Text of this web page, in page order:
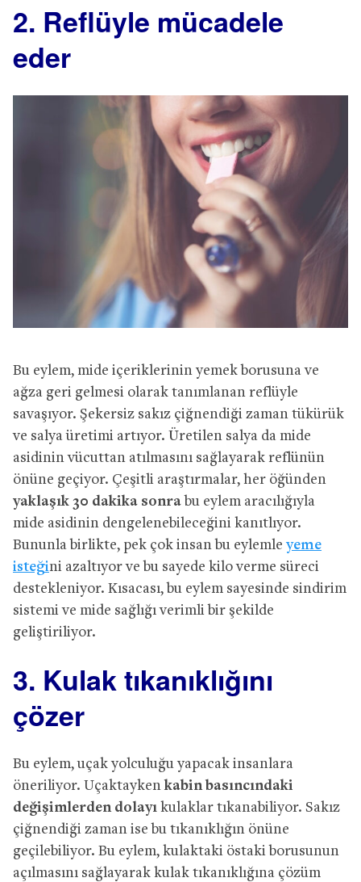
2. Reflüyle mücadele
eder
Bu eylem, mide içeriklerinin yemek borusuna ve
ağza geri gelmesi olarak tanımlanan reflüyle
savaşıyor. Şekersiz sakız çiğnendiği zaman tükürük
ve salya üretimi artıyor. Üretilen salya da mide
asidinin vücuttan atılmasını sağlayarak reflünün
önüne geçiyor. Çeşitli araştırmalar, her öğünden
yaklaşık 30 dakika sonra bu eylem aracılığıyla
mide asidinin dengelenebileceğini kanıtlıyor.
Bununla birlikte, pek çok insan bu eylemle yeme
isteğini azaltıyor ve bu sayede kilo verme süreci
destekleniyor. Kısacası, bu eylem sayesinde sindirim
sistemi ve mide sağlığı verimli bir şekilde
geliştiriliyor.
3. Kulak tıkanıklığını
çözer
Bu eylem, uçak yolculuğu yapacak insanlara
öneriliyor. Uçaktayken kabin basıncındaki
değişimlerden dolayı kulaklar tıkanabiliyor. Sakız
çiğnendiği zaman ise bu tıkanıklığın önüne
geçilebiliyor. Bu eylem, kulaktaki östaki borusunun
açılmasını sağlayarak kulak tıkanıklığına çözüm